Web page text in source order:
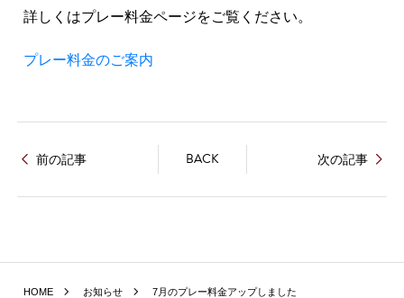
詳しくはプレー料金ページをご覧ください。
プレー料金のご案内
前の記事 BACK 次の記事
HOME お知らせ 7月のプレー料金アップしました